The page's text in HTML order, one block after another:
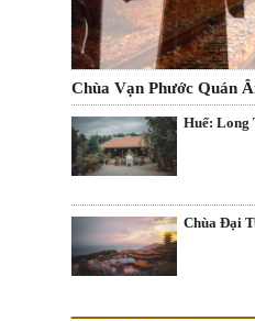
Chùa Vạn Phước Quán
Huế: Long
Chùa Đại